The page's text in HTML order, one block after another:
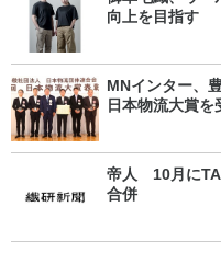
向上を目指す
MNインター、
日本物流大賞を
帝人 10月にTA
合併